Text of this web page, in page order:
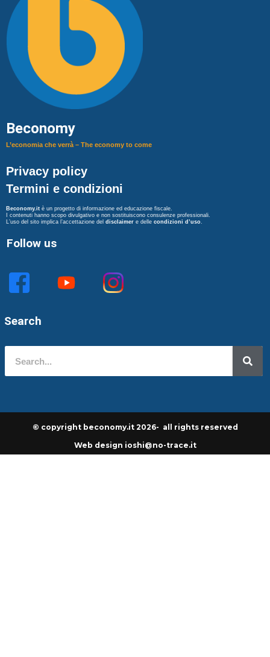
Beconomy
L’economia che verrà – The economy to come
Privacy policy
Termini e condizioni
Beconomy.it è un progetto di informazione ed educazione fiscale.
I contenuti hanno scopo divulgativo e non sostituiscono consulenze professionali.
L’uso del sito implica l’accettazione del disclaimer e delle condizioni d’uso.
Follow us
Search
© copyright beconomy.it 2026- all rights reserved
Web design ioshi@no-trace.it